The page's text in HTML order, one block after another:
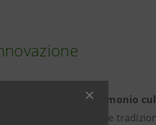
tutela del patrimonio
. A differenza delle forme